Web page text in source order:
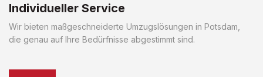
Individueller Service
Wir bieten maßgeschneiderte Umzugslösungen in Potsdam,
die genau auf Ihre Bedürfnisse abgestimmt sind.